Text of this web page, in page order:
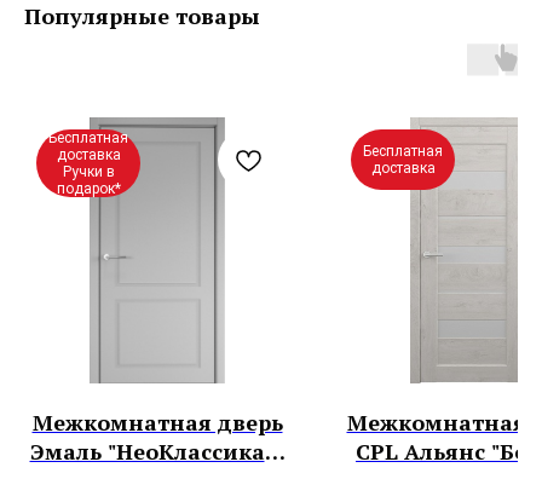
Популярные товары
Бесплатная
доставка
Ручки в
подарок*
Межкомнатная дверь
Эмаль "НеоКлассика2"
Бесплатная
доставка
Межкомнатная
CPL Альянс